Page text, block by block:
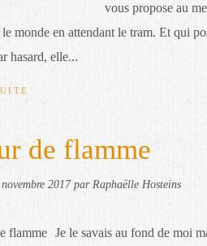
vous propose au
monde en attendant le tram. Et qui
hasard, elle...
de flamme
novembre 2017par Raphaëlle Hosteins
Je le savais au fond de moi